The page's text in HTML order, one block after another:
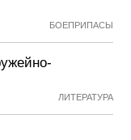
БОЕПРИПАСЫ
ЛИТЕРАТУРА